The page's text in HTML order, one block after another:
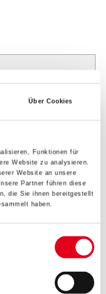
Über Cookies
Funktionen für
Website zu analysieren.
Website an unsere
Partner führen diese
die Sie ihnen bereitgestellt
haben.
Technology""
unter + 5°C